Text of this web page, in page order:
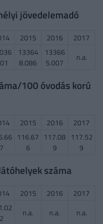
jövedelemadó
2015 2016
2017
13364
8.086
13366
5.007
n.a.
100 óvodás korú
2015 2016
2017
7
116.67
6
117.08
9
117.52
9
száma
2015 2016
2017
2
n.a. n.a. n.a.